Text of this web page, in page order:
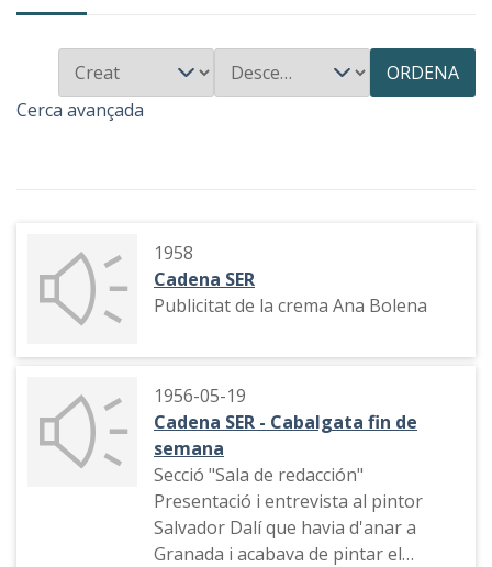
ORDENA
Cerca avançada
1958
Cadena SER
Publicitat de la crema Ana Bolena
1956-05-19
Cadena SER - Cabalgata fin de
semana
Secció "Sala de redacción"
Presentació i entrevista al pintor
Salvador Dalí que havia d'anar a
Granada i acabava de pintar el